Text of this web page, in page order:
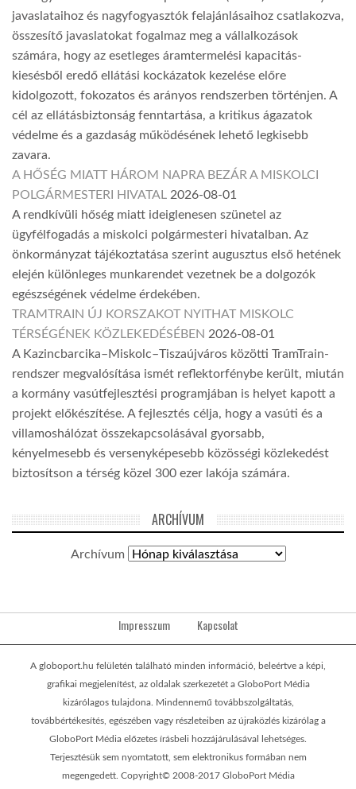
javaslataihoz és nagyfogyasztók felajánlásaihoz csatlakozva,
összesítő javaslatokat fogalmaz meg a vállalkozások
számára, hogy az esetleges áramtermelési kapacitás-
kiesésből eredő ellátási kockázatok kezelése előre
kidolgozott, fokozatos és arányos rendszerben történjen. A
cél az ellátásbiztonság fenntartása, a kritikus ágazatok
védelme és a gazdaság működésének lehető legkisebb
zavara.
A HŐSÉG MIATT HÁROM NAPRA BEZÁR A MISKOLCI
POLGÁRMESTERI HIVATAL 2026-08-01
A rendkívüli hőség miatt ideiglenesen szünetel az
ügyfélfogadás a miskolci polgármesteri hivatalban. Az
önkormányzat tájékoztatása szerint augusztus első hetének
elején különleges munkarendet vezetnek be a dolgozók
egészségének védelme érdekében.
TRAMTRAIN ÚJ KORSZAKOT NYITHAT MISKOLC
TÉRSÉGÉNEK KÖZLEKEDÉSÉBEN 2026-08-01
A Kazincbarcika–Miskolc–Tiszaújváros közötti TramTrain-
rendszer megvalósítása ismét reflektorfénybe került, miután
a kormány vasútfejlesztési programjában is helyet kapott a
projekt előkészítése. A fejlesztés célja, hogy a vasúti és a
villamoshálózat összekapcsolásával gyorsabb,
kényelmesebb és versenyképesebb közösségi közlekedést
biztosítson a térség közel 300 ezer lakója számára.
ARCHÍVUM
Archívum
Impresszum Kapcsolat
A globoport.hu felületén található minden információ, beleértve a képi,
grafikai megjelenítést, az oldalak szerkezetét a GloboPort Média
kizárólagos tulajdona. Mindennemű továbbszolgáltatás,
továbbértékesítés, egészében vagy részleteiben az újraközlés kizárólag a
GloboPort Média előzetes írásbeli hozzájárulásával lehetséges.
Terjesztésük sem nyomtatott, sem elektronikus formában nem
megengedett. Copyright© 2008-2017 GloboPort Média